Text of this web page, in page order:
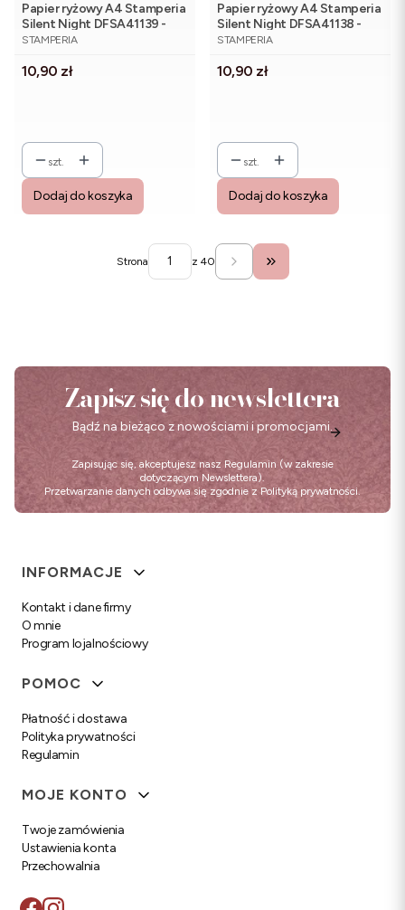
Papier ryżowy A4 Stamperia
Silent Night DFSA41139 -
Św. Mikołaj, sanie, pejzaż
PRODUCENT
STAMPERIA
Cena
10,90 zł
szt.
Dodaj do koszyka
Papier ryżowy A4 Stamperia
Silent Night DFSA41138 -
dzieci, zimowa sceneria
PRODUCENT
STAMPERIA
Cena
10,90 zł
szt.
Dodaj do koszyka
Strona z 40 Przejdź do ostatniej
Zapisz się do newslettera
Bądź na bieżąco z nowościami i promocjami.
Zapisując się, akceptujesz nasz Regulamin (w zakresie
dotyczącym Newslettera).
Przetwarzanie danych odbywa się zgodnie z Polityką prywatności.
Linki w stopce
INFORMACJE
Kontakt i dane firmy
O mnie
Program lojalnościowy
POMOC
Płatność i dostawa
Polityka prywatności
Regulamin
MOJE KONTO
Twoje zamówienia
Ustawienia konta
Przechowalnia